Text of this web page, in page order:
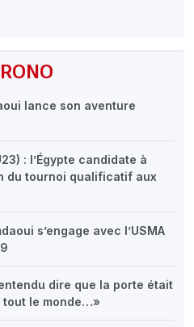
lance son aventure
: l’Égypte candidate à
du tournoi qualificatif aux
s’engage avec l’USMA
dire que la porte était
tout le monde…»